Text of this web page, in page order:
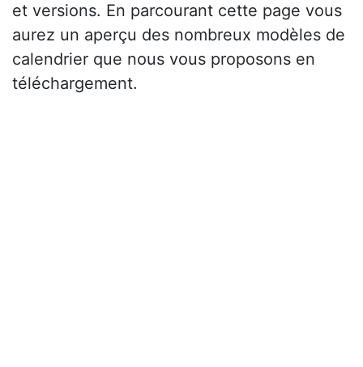
et versions. En parcourant cette page vous
aurez un aperçu des nombreux modèles de
calendrier que nous vous proposons en
téléchargement.